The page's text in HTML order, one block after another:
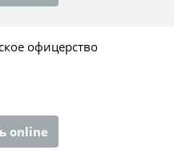
офицерство
online